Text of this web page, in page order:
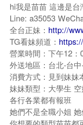
hi我是苗苗 這邊是
Line: a35053
全台正妹： http://
TG看妹頻道：
營業時間：下午12
外送地區：台北-台
消費方式：見到妹妹
妹妹類型：大學生
各行各業都有報班
她們不是全職小姐